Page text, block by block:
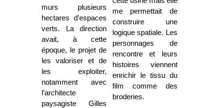
murs plusieurs
hectares d’espaces
verts. La direction
avait, à cette
époque, le projet de
les valoriser et de
les exploiter,
notamment avec
l’architecte
paysagiste Gilles
me permettait de
construire une
logique spatiale. Les
personnages de
rencontre et leurs
histoires viennent
enrichir le tissu du
film comme des
broderies.